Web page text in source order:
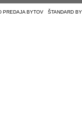
PREDAJA BYTOV
ŠTANDARD